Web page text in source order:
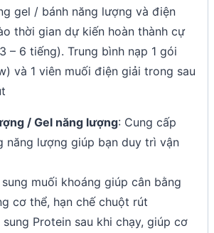
gel / bánh năng lượng và điện
thời gian dự kiến hoàn thành cự
– 6 tiếng). Trung bình nạp 1 gói
và 1 viên muối điện giải trong sau
/ Gel năng lượng: Cung cấp
năng lượng giúp bạn duy trì vận
sung muối khoáng giúp cân bằng
cơ thể, hạn chế chuột rút
sung Protein sau khi chạy, giúp cơ